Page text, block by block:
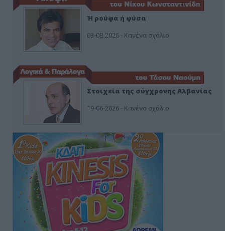
Ή ρούφα ή φύσα
03-08-2026 - Κανένα σχόλιο
Στοιχεία της σύγχρονης Αλβανίας
19-06-2026 - Κανένα σχόλιο